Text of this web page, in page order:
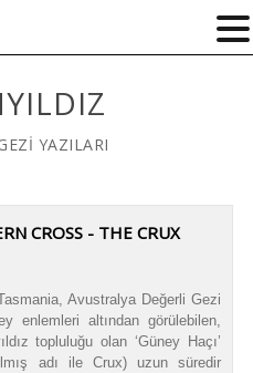
YAZILARI
CROSS - THE CRUX
Avustralya Değerli Gezi
enlemleri altından görülebilen,
topluluğu olan ‘Güney Haçı’
adı ile Crux) uzun süredir